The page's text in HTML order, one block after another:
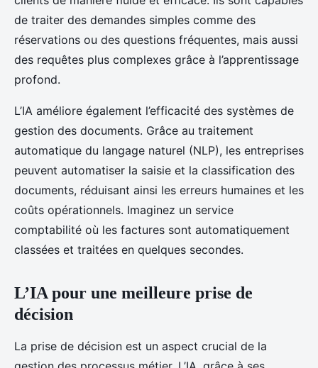
de traiter des demandes simples comme des
réservations ou des questions fréquentes, mais aussi
des requêtes plus complexes grâce à l’apprentissage
profond.
L’IA améliore également l’efficacité des systèmes de
gestion des documents. Grâce au traitement
automatique du langage naturel (NLP), les entreprises
peuvent automatiser la saisie et la classification des
documents, réduisant ainsi les erreurs humaines et les
coûts opérationnels. Imaginez un service
comptabilité où les factures sont automatiquement
classées et traitées en quelques secondes.
L’IA pour une meilleure prise de
décision
La prise de décision est un aspect crucial de la